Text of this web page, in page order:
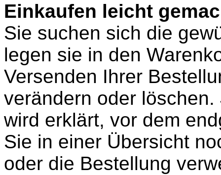
Einkaufen leicht
Sie suchen sich die
legen sie in den
Versenden Ihrer
verändern oder
wird erklärt, vor dem
Sie in einer Übersicht
oder die Bestellung